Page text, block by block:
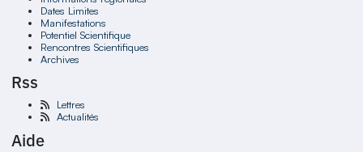
Dates Limites
Manifestations
Potentiel Scientifique
Rencontres Scientifiques
Archives
Rss
Lettres
Actualités
Aide